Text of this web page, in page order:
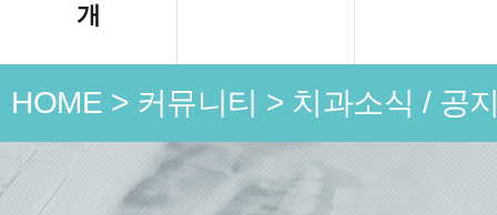
개
HOME > 커뮤니티 > 치과소식 / 공